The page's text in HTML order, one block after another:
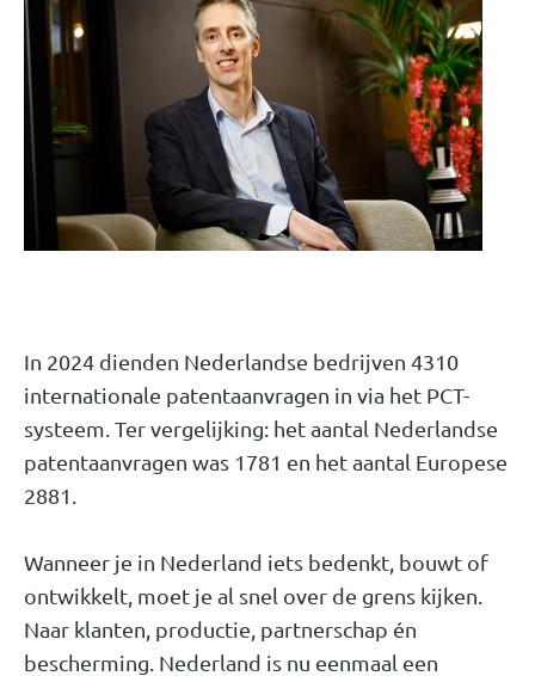
In 2024 dienden Nederlandse bedrijven 4310
internationale patentaanvragen in via het PCT-
systeem. Ter vergelijking: het aantal Nederlandse
patentaanvragen was 1781 en het aantal Europese
2881.
Wanneer je in Nederland iets bedenkt, bouwt of
ontwikkelt, moet je al snel over de grens kijken.
Naar klanten, productie, partnerschap én
bescherming. Nederland is nu eenmaal een